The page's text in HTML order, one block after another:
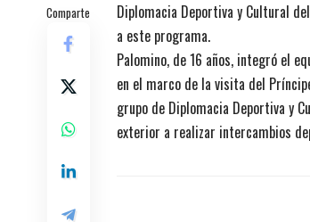
Comparte
Diplomacia Deportiva y Cultural
a este programa.
Palomino, de 16 años, integró el
en el marco de la visita del
grupo de Diplomacia Deportiva y
exterior a realizar intercambios